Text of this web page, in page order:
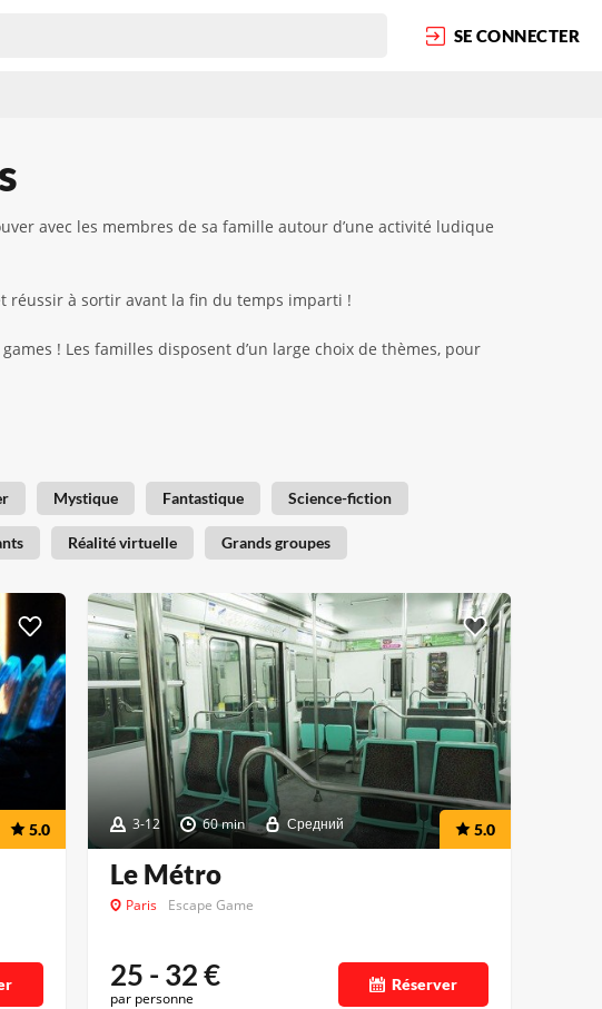
SE CONNECTER
avec les membres de sa famille autour d’une activité ludique
réussir à sortir avant la fin du temps imparti !
! Les familles disposent d’un large choix de thèmes, pour
Mystique Fantastique Science-fiction
Réalité virtuelle Grands groupes
5.0 3-12 60 min Средний 5.0
Le Métro
Paris Escape Game
25 - 32€
par personne
Réserver